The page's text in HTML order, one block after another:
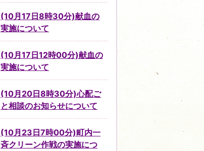
(10月17日8時30分)献血の
実施について
(10月17日12時00分)献血の
実施について
(10月20日8時30分)心配ご
と相談のお知らせについて
(10月23日7時00分)町内一
斉クリーン作戦の実施につ